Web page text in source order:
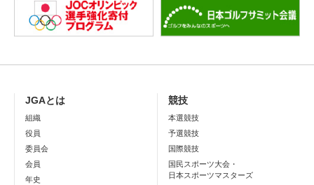
JGAとは
組織
役員
委員会
会員
年史
競技
本選競技
予選競技
国際競技
国民スポーツ大会・
日本スポーツマスターズ